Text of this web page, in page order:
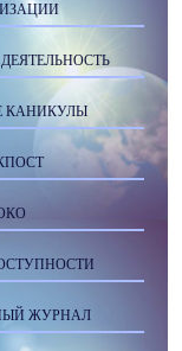
КАНИКУЛЫ
ЖУРНАЛ